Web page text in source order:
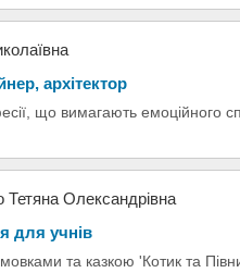
архітектор
що вимагають емоційного
Тетяна Олександрівна
для учнів
та казкою 'Котик та